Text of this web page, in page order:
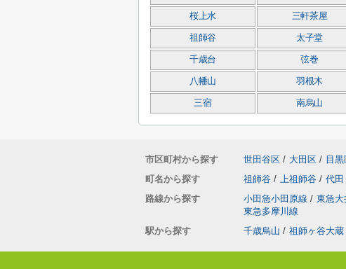
桜上水 三軒茶屋
祖師谷 太子堂
千歳台 弦巻
八幡山 羽根木
三宿 南烏山
市区町村から探す 世田谷区 / 大田区 / 目黒
町名から探す
祖師谷 / 上祖師谷 / 代田
路線から探す
小田急小田原線 / 東急大
東急多摩川線
駅から探す
千歳烏山 / 祖師ヶ谷大蔵